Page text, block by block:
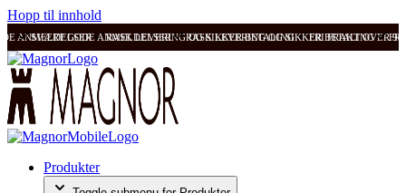
Hopp til innhold
ANMELDELSER RASK LEVERING OG SIKKER BETALING FRI FRAKT OVER
SVÆRT GODE ANMELDELSER RASK LEVERING OG SIKKER BETALING
Produkter